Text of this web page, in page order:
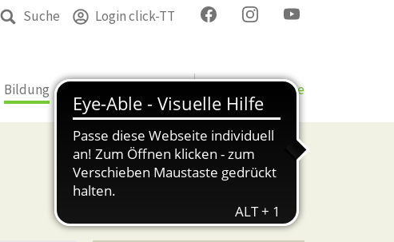
Suche Login click-TT
Bildung Bezirke & Kreise